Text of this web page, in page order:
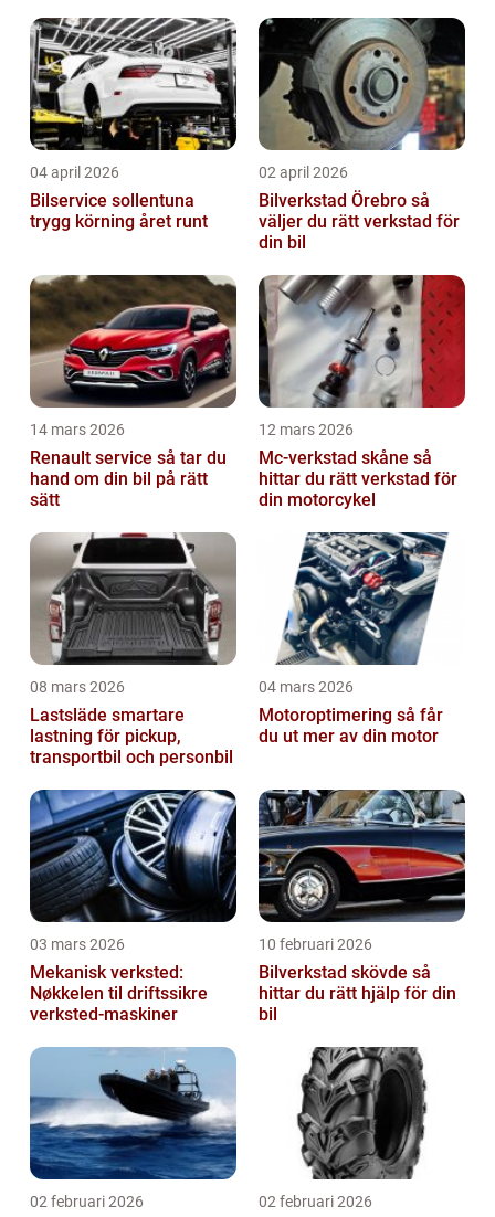
04 april 2026
Bilservice sollentuna
trygg körning året runt
02 april 2026
Bilverkstad Örebro så
väljer du rätt verkstad för
din bil
14 mars 2026
Renault service så tar du
hand om din bil på rätt
sätt
12 mars 2026
Mc-verkstad skåne så
hittar du rätt verkstad för
din motorcykel
08 mars 2026
Lastsläde smartare
lastning för pickup,
transportbil och personbil
04 mars 2026
Motoroptimering så får
du ut mer av din motor
03 mars 2026
Mekanisk verksted:
Nøkkelen til driftssikre
verksted-maskiner
10 februari 2026
Bilverkstad skövde så
hittar du rätt hjälp för din
bil
02 februari 2026 02 februari 2026